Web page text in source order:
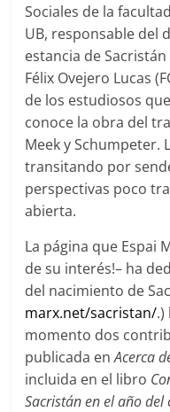
Sociales de la
UB, responsable del
estancia de
Félix Ovejero Lucas
de los estudiosos
conoce la obra del
Meek y Schumpeter.
transitando por
perspectivas poco
abierta.
La página que Espai
de su interés!– ha
del nacimiento de
marx.net/sacristan/
momento dos
publicada enAcerca
incluida en el libro
Sacristán en el año del